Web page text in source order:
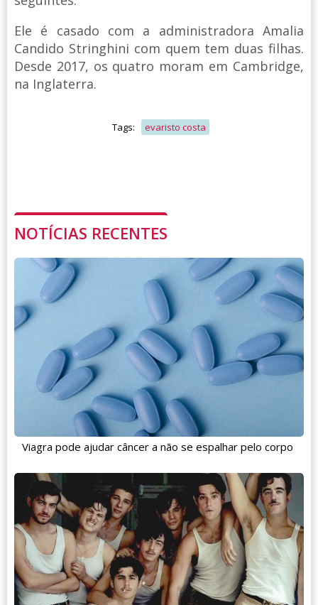
Ele é casado com a administradora Amalia
Candido Stringhini com quem tem duas filhas.
Desde 2017, os quatro moram em Cambridge,
na Inglaterra.
Tags: evaristo costa
NOTÍCIAS RECENTES
Viagra pode ajudar câncer a não se espalhar pelo corpo